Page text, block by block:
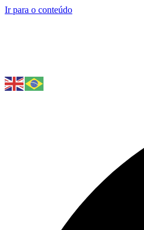
Ir para o conteúdo